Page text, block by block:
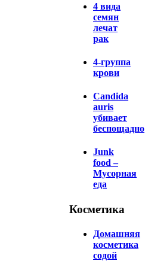
4 вида
семян
лечат
рак
4-группа
крови
Candida
auris
убивает
беспощадно
Junk
food –
Мусорная
еда
Косметика
Домашняя
косметика
содой